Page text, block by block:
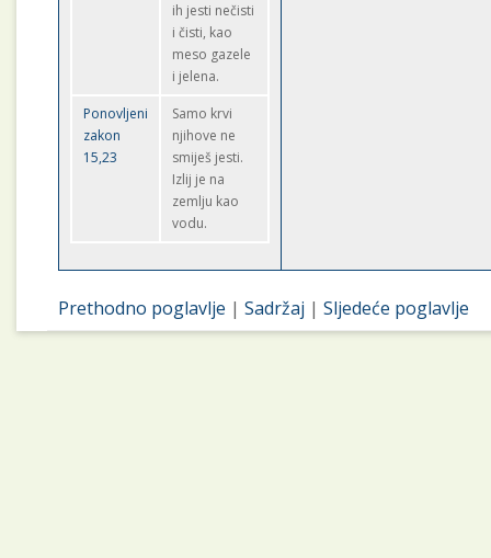
ih jesti nečisti
i čisti, kao
meso gazele
i jelena.
Ponovljeni
zakon
15,23
Samo krvi
njihove ne
smiješ jesti.
Izlij je na
zemlju kao
vodu.
Prethodno poglavlje |Sadržaj |Sljedeće poglavlje